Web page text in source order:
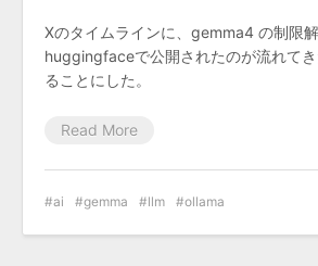
Xのタイムラインに、gemma4 の制限
huggingfaceで公開されたのが流れて
ることにした。
Read More
ai gemma llm ollama